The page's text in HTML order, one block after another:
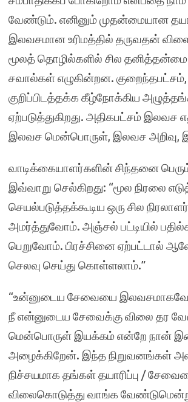
வேண்டும். எனினும் முதன்மையான
இலவசமான உரிமத்தில் தருவதன்
மூலத் தொழில்களில் சில
சவால்கள் எழுகின்றன. குறைந்தபட்சம்,
குறிப்பிடத்தக்க கீழ்நோக்கிய
ஏற்படுத்துகிறது. அதிகபட்சம் இலவச
இலவச மென்பொருள், இலவச அறிவு,
வாடிக்கையாளர்களின் சிந்தனை
இவ்வாறு செல்கிறது: “மூல நிரலை
செயல்படுத்தக்கூடிய ஒரு சில
அமர்த்துவோம். அஞ்சல் பட்டியில்
பெறுவோம். பிரச்சினை ஏற்பட்டால்
செலவு செய்து கொள்ளலாம்.”
“உன்னுடைய சேவையை
நீ என்னுடைய சேவைக்கு விலை தர
மென்பொருள் இயக்கம் என்றே நான்
அழைக்கிறேன். இந்த நிறுவனங்கள்
நிச்சயமாக தங்கள் தயாரிப்பு /
விலைகொடுத்து வாங்க